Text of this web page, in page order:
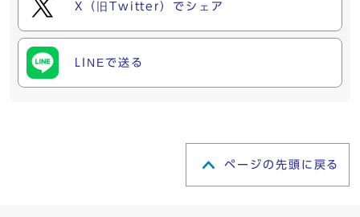
X（旧Twitter）でシェア
LINEで送る
ページの先頭に戻る